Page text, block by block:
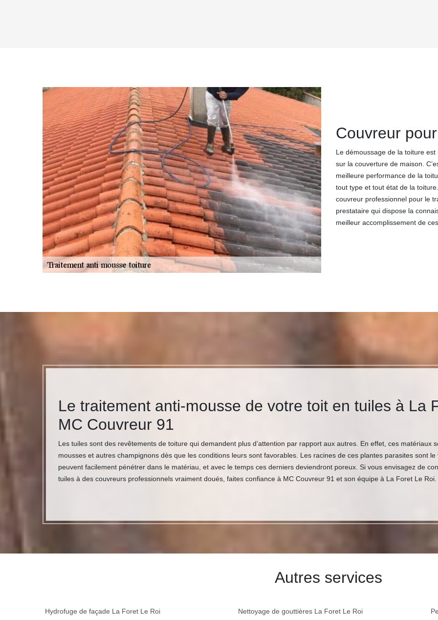
Couvreur
Le démoussage de la toiture est
sur la couverture de maison.
meilleure performance de la
tout type et tout état de la
couvreur professionnel pour le
prestataire qui dispose la
meilleur accomplissement de
Le traitement anti-mousse de votre toit en tuiles à La
MC Couvreur 91
Les tuiles sont des revêtements de toiture qui demandent plus d’attention par rapport aux autres. En effet, ces matériaux
mousses et autres champignons dès que les conditions leurs sont favorables. Les racines de ces plantes parasites sont
peuvent facilement pénétrer dans le matériau, et avec le temps ces derniers deviendront poreux. Si vous envisagez de
tuiles à des couvreurs professionnels vraiment doués, faites confiance à MC Couvreur 91 et son équipe à La Foret Le Roi.
Autres services
Hydrofuge de façade La Foret Le Roi Nettoyage de gouttières La Foret Le Roi